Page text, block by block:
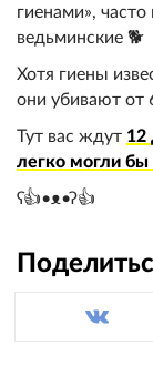
гиенами»,
ведьминские 🐕
Хотя гиены
они убивают от
Тут вас ждут 12
легко могли бы
ʕ👍•ᴥ•ʔ👍